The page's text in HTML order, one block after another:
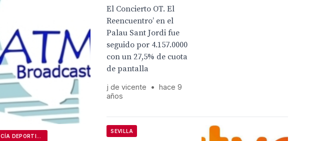
El Concierto OT. El
Reencuentro’ en el
Palau Sant Jordi fue
seguido por 4.157.0000
con un 27,5% de cuota
de pantalla
j de vicente •
hace 9
años
SEVILLA